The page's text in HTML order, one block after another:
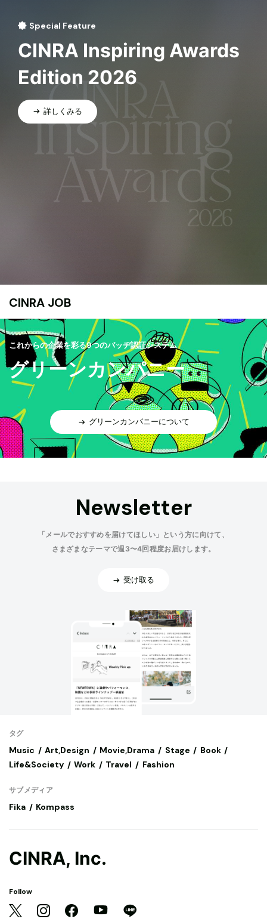
Special Feature
CINRA Inspiring Awards
Edition 2026
詳しくみる
CINRA JOB
これからの企業を彩る9つのバッヂ認証システム
グリーンカンパニー
グリーンカンパニーについて
Newsletter
「メールでおすすめを届けてほしい」という方に向けて、
さまざまなテーマで週3〜4回程度お届けします。
受け取る
タグ
Music Art,Design Movie,Drama Stage
Book
Life&Society
Work Travel Fashion
サブメディア
Fika Kompass
CINRA, Inc.
Follow